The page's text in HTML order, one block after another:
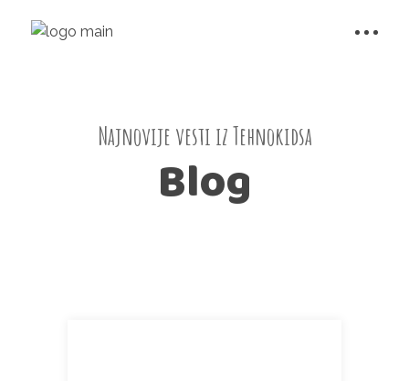
Najnovije vesti iz Tehnokidsa
Blog